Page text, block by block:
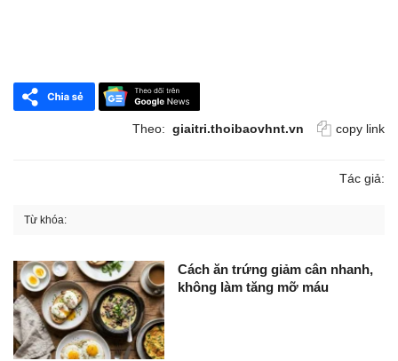
Theo: giaitri.thoibaovhnt.vn copy link
Tác giả:
Từ khóa:
Cách ăn trứng giảm cân nhanh,
không làm tăng mỡ máu